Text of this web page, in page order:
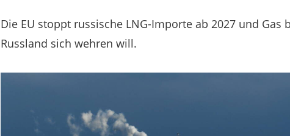
Die EU stoppt russische LNG-Importe ab 2027 und
Russland sich wehren will.